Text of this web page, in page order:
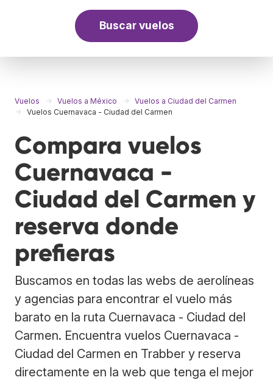
Buscar vuelos
Vuelos Vuelos a México
Vuelos a Ciudad del Carmen
Vuelos Cuernavaca - Ciudad del Carmen
Compara vuelos
Cuernavaca -
Ciudad del Carmen y
reserva donde
prefieras
Buscamos en todas las webs de aerolíneas
y agencias para encontrar el vuelo más
barato en la ruta Cuernavaca - Ciudad del
Carmen. Encuentra vuelos Cuernavaca -
Ciudad del Carmen en Trabber y reserva
directamente en la web que tenga el mejor